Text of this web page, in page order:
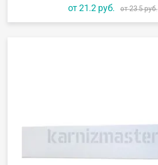
от 21.2 руб. от 23.5 руб.